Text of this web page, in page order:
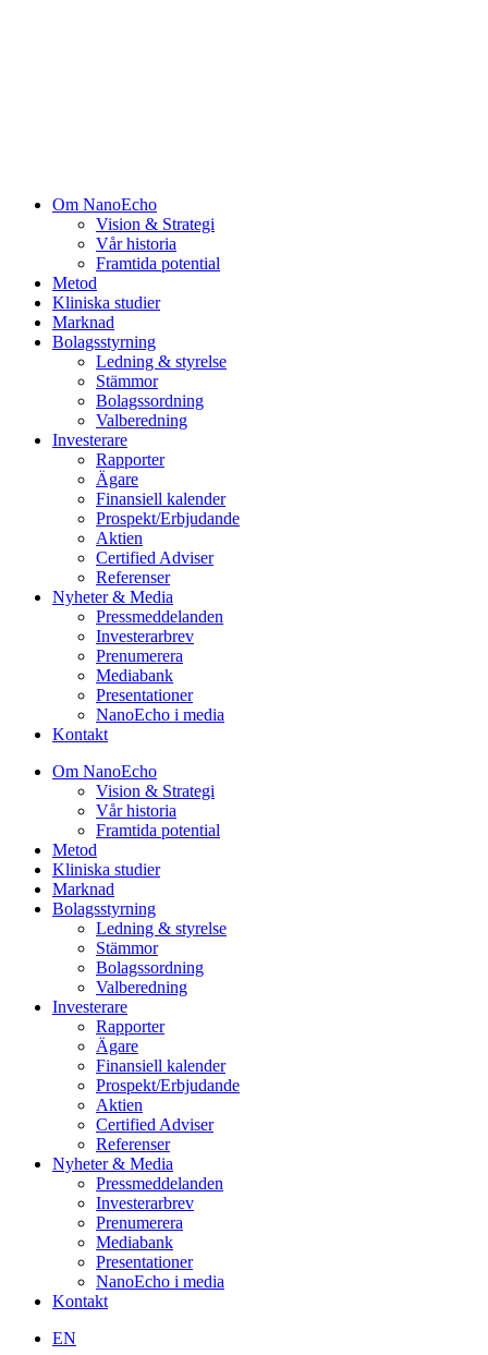
Om NanoEcho
Vision & Strategi
Vår historia
Framtida potential
Metod
Kliniska studier
Marknad
Bolagsstyrning
Ledning & styrelse
Stämmor
Bolagssordning
Valberedning
Investerare
Rapporter
Ägare
Finansiell kalender
Prospekt/Erbjudande
Aktien
Certified Adviser
Referenser
Nyheter & Media
Pressmeddelanden
Investerarbrev
Prenumerera
Mediabank
Presentationer
NanoEcho i media
Kontakt
Om NanoEcho
Vision & Strategi
Vår historia
Framtida potential
Metod
Kliniska studier
Marknad
Bolagsstyrning
Ledning & styrelse
Stämmor
Bolagssordning
Valberedning
Investerare
Rapporter
Ägare
Finansiell kalender
Prospekt/Erbjudande
Aktien
Certified Adviser
Referenser
Nyheter & Media
Pressmeddelanden
Investerarbrev
Prenumerera
Mediabank
Presentationer
NanoEcho i media
Kontakt
EN